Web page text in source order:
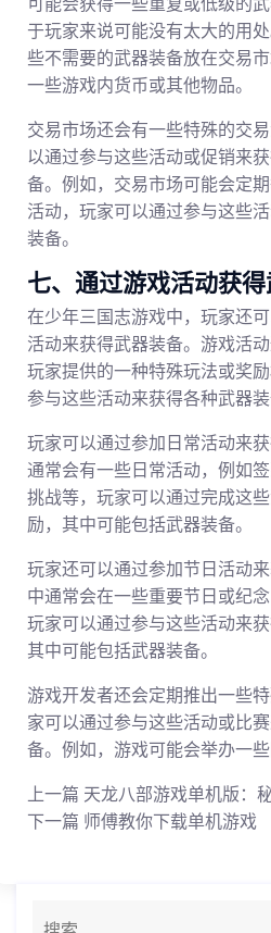
于玩家来说可能没有太大的用
些不需要的武器装备放在交易
一些游戏内货币或其他物品。
交易市场还会有一些特殊的交
以通过参与这些活动或促销来
备。例如，交易市场可能会定
活动，玩家可以通过参与这些
装备。
七、通过游戏活动获
在少年三国志游戏中，玩家还
活动来获得武器装备。游戏活
玩家提供的一种特殊玩法或奖
参与这些活动来获得各种武器装
玩家可以通过参加日常活动来
通常会有一些日常活动，例如
挑战等，玩家可以通过完成这
励，其中可能包括武器装备。
玩家还可以通过参加节日活动
中通常会在一些重要节日或纪念
玩家可以通过参与这些活动来获
其中可能包括武器装备。
游戏开发者还会定期推出一些
家可以通过参与这些活动或比
备。例如，游戏可能会举办一
上一篇 天龙八部游戏单机版：
下一篇 师傅教你下载单机游戏